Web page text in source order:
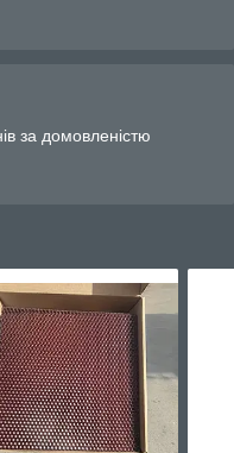
за домовленістю